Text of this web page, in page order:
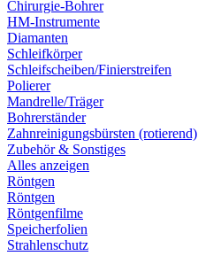
Chirurgie-Bohrer
HM-Instrumente
Diamanten
Schleifkörper
Schleifscheiben/Finierstreifen
Polierer
Mandrelle/Träger
Bohrerständer
Zahnreinigungsbürsten (rotierend)
Zubehör & Sonstiges
Alles anzeigen
Röntgen
Röntgen
Röntgenfilme
Speicherfolien
Strahlenschutz